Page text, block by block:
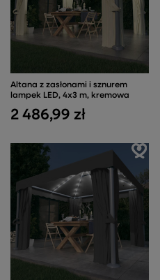
Altana z zasłonami i sznurem
lampek LED, 4x3 m, kremowa
2 486,99 zł